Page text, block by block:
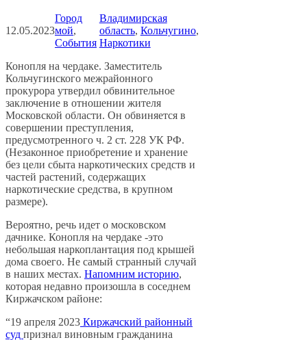
12.05.2023
Город
мой
События
Владимирская
область, Кольчугино
Наркотики
Конопля на чердаке. Заместитель
Кольчугинского межрайонного
прокурора утвердил обвинительное
заключение в отношении жителя
Московской области. Он обвиняется в
совершении преступления,
предусмотренного ч. 2 ст. 228 УК РФ.
(Незаконное приобретение и хранение
без цели сбыта наркотических средств и
частей растений, содержащих
наркотические средства, в крупном
размере).
Вероятно, речь идет о московском
дачнике. Конопля на чердаке -это
небольшая наркоплантация под крышей
дома своего. Не самый странный случай
в наших местах. Напомним историю,
которая недавно произошла в соседнем
Киржачском районе:
“19 апреля 2023 Киржачский районный
суд признал виновным гражданина